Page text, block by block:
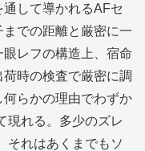
して導かれるAFセ
での距離と厳密に一
レフの構造上、宿命
時の検査で厳密に調
らかの理由でわずか
現れる。多少のズレ
それはあくまでもソ